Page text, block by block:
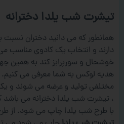
تیشرت شب یلدا دخترانه
همانطور که می دانید دختران نسبت
دارند و انتخاب یک کادوی مناسب می
خوشحال و سورپرایز کند به همین
هدیه لوکس به شما معرفی می کنیم.
مختلفی تولید و عرضه می شوند و
، تیشرت شب یلدا دخترانه می
با طرح شب یلدا چاپ می شود. از